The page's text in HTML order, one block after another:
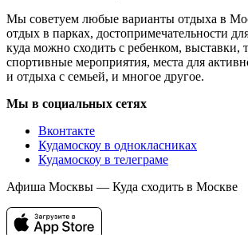
Мы советуем любые варианты отдыха в
отдых в парках, достопримечательности
куда можно сходить с ребенком, выставки,
спортивные мероприятия, места для
и отдыха с семьей, и многое другое.
Мы в социальных сетях
Вконтакте
Кудамоскоу в однокласниках
Кудамоскоу в телеграме
Афиша Москвы — Куда сходить в Москве